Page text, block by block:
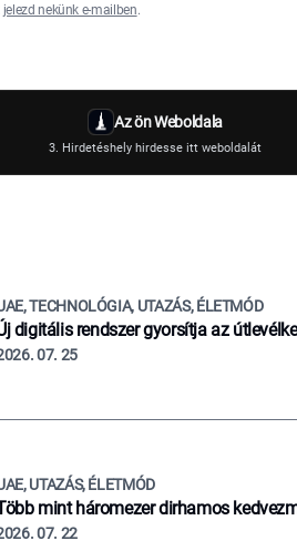
jelezd nekünk e-mailben.
Az ön Weboldala
3. Hirdetéshely hirdesse itt weboldalát
TECHNOLÓGIA, UTAZÁS, ÉLETMÓD
digitális rendszer gyorsítja az
07. 25
UTAZÁS, ÉLETMÓD
mint háromezer dirhamos
07. 22